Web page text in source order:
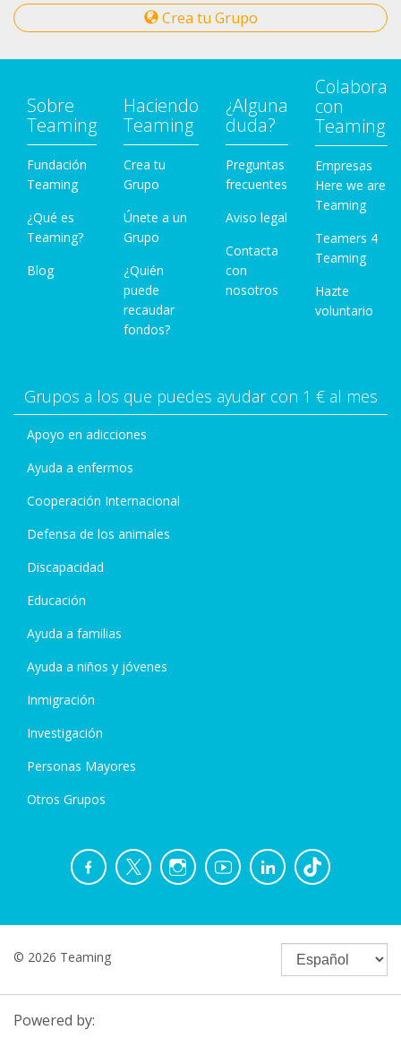
Crea tu Grupo
Sobre
Teaming
Fundación
Teaming
¿Qué es
Teaming?
Blog
Haciendo
Teaming
Crea tu
Grupo
Únete a un
Grupo
¿Quién
puede
recaudar
fondos?
¿Alguna
duda?
Preguntas
frecuentes
Aviso legal
Contacta
con
nosotros
Colabora
con
Teaming
Empresas
Here we are
Teaming
Teamers 4
Teaming
Hazte
voluntario
Grupos a los que puedes ayudar con 1 € al mes
Apoyo en adicciones
Ayuda a enfermos
Cooperación Internacional
Defensa de los animales
Discapacidad
Educación
Ayuda a familias
Ayuda a niños y jóvenes
Inmigración
Investigación
Personas Mayores
Otros Grupos
© 2026 Teaming
Powered by: